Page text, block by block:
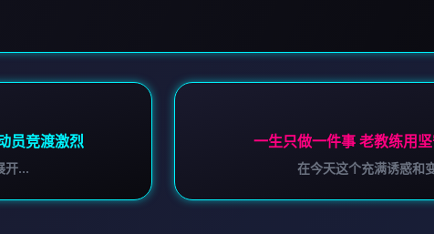
员竞渡激烈
开...
一生只做一件事 老教练用
在今天这个充满诱惑和